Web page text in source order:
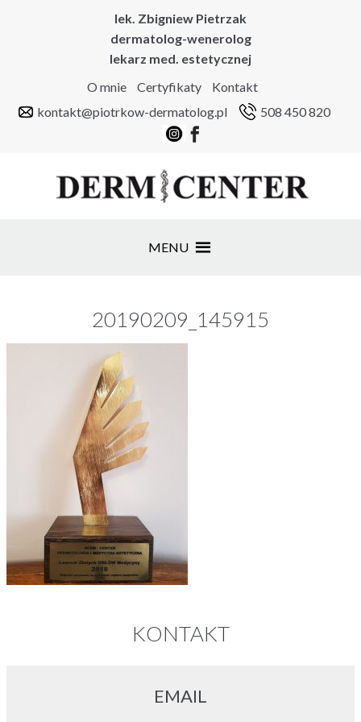
lek. Zbigniew Pietrzak
dermatolog-wenerolog
lekarz med. estetycznej
O mnie
Certyfikaty
Kontakt
kontakt@piotrkow-dermatolog.pl
508 450 820
MENU
20190209_145915
KONTAKT
EMAIL